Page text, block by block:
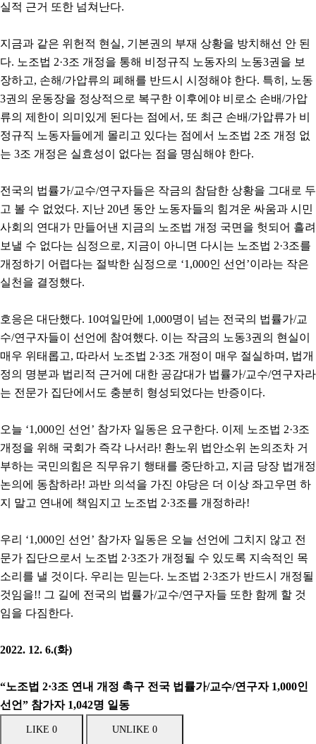
실적 근거 또한 넘쳐난다.
지금과 같은 위헌적 현실, 기본권의 부재 상황을 방치해선 안 된
다. 노조법 2·3조 개정을 통해 비정규직 노동자의 노동3권을 보
장하고, 손해/가압류의 폐해를 반드시 시정해야 한다. 특히, 노동
3권의 운동장을 정상적으로 복구한 이후에야 비로소 손배/가압
류의 제한이 의미있게 된다는 점에서, 또 최근 손배/가압류가 비
정규직 노동자들에게 몰리고 있다는 점에서 노조법 2조 개정 없
는 3조 개정은 실효성이 없다는 점을 명심해야 한다.
전국의 법률가/교수/연구자들은 작금의 참담한 상황을 그대로 두
고 볼 수 없었다. 지난 20년 동안 노동자들의 힘겨운 싸움과 시민
사회의 연대가 만들어낸 지금의 노조법 개정 국면을 헛되어 흘려
보낼 수 없다는 심정으로, 지금이 아니면 다시는 노조법 2·3조를
개정하기 어렵다는 절박한 심정으로 ‘1,000인 선언’이라는 작은
실천을 결정했다.
호응은 대단했다. 10여일만에 1,000명이 넘는 전국의 법률가/교
수/연구자들이 선언에 참여했다. 이는 작금의 노동3권의 현실이
매우 위태롭고, 따라서 노조법 2·3조 개정이 매우 절실하며, 법개
정의 명분과 법리적 근거에 대한 공감대가 법률가/교수/연구자라
는 전문가 집단에서도 충분히 형성되었다는 반증이다.
오늘 ‘1,000인 선언’ 참가자 일동은 요구한다. 이제 노조법 2·3조
개정을 위해 국회가 즉각 나서라! 환노위 법안소위 논의조차 거
부하는 국민의힘은 직무유기 행태를 중단하고, 지금 당장 법개정
논의에 동참하라! 과반 의석을 가진 야당은 더 이상 좌고우면 하
지 말고 연내에 책임지고 노조법 2·3조를 개정하라!
우리 ‘1,000인 선언’ 참가자 일동은 오늘 선언에 그치지 않고 전
문가 집단으로서 노조법 2·3조가 개정될 수 있도록 지속적인 목
소리를 낼 것이다. 우리는 믿는다. 노조법 2·3조가 반드시 개정될
것임을!! 그 길에 전국의 법률가/교수/연구자들 또한 함께 할 것
임을 다짐한다.
2022. 12. 6.(화)
“노조법 2·3조 연내 개정 촉구 전국 법률가/교수/연구자 1,000인
선언” 참가자 1,042명 일동
LIKE 0 UNLIKE 0